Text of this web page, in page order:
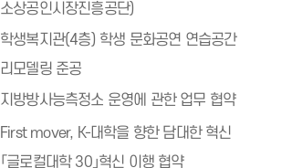
소상공인시장진흥공단)
학생복지관(4층) 학생 문화공연 연습공간
리모델링 준공
지방방사능측정소 운영에 관한 업무 협약
First mover, K-대학을 향한 담대한 혁신
「글로컬대학 30」혁신 이행 협약